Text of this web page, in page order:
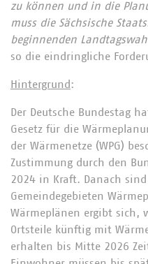
zu können und in die
muss die Sächsische
beginnenden
so die eindringliche
Hintergrund:
Der Deutsche Bundestag
Gesetz für die
der Wärmenetze (WPG)
Zustimmung durch den
2024 in Kraft. Danach
Gemeindegebieten
Wärmeplänen ergibt sich,
Ortsteile künftig mit
erhalten bis Mitte 2026